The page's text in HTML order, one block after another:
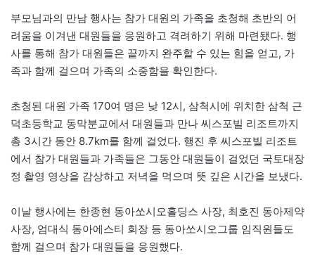
부모님과의 만남 행사는 참가 대원의 가족을 초청해 초반의 어
려움을 이겨낸 대원들을 응원하고 격려하기 위해 마련됐다. 행
사를 통해 참가 대원들은 끝까지 완주할 수 있는 힘을 얻고, 가
족과 함께 걸으며 가족의 소중함을 확인한다.
초청된 대원 가족 170여 명은 낮 12시, 삼척시에 위치한 삼척 근
덕초등학교 동막분교에서 대원들과 만나 씨스포빌 리조트까지
총 3시간 동안 8.7km를 함께 걸었다. 행진 후 씨스포빌 리조트
에서 참가 대원들과 가족들은 그동안 대원들이 걸었던 국토대장
정 촬영 영상을 감상하고 저녁을 먹으며 뜻 깊은 시간을 보냈다.
이날 행사에는 한종현 동아쏘시오홀딩스 사장, 최호진 동아제약
사장, 엄대식 동아에스티 회장 등 동아쏘시오그룹 임직원들도
함께 걸으며 참가 대원들을 응원했다.